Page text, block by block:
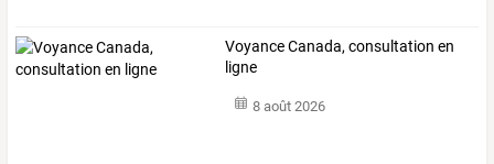
Voyance Canada, consultation en
ligne
8 août 2026